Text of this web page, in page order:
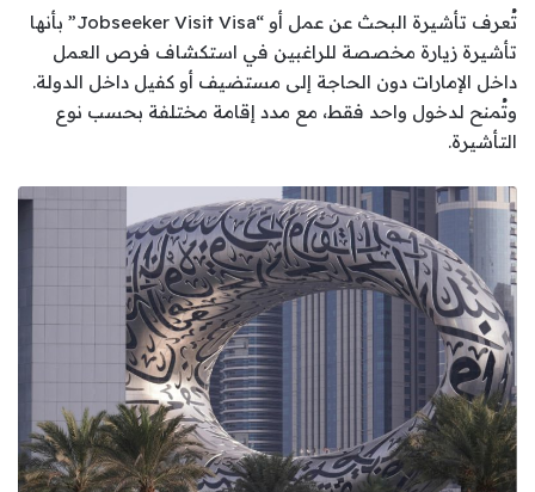
تُعرف تأشيرة البحث عن عمل أو “Jobseeker Visit Visa” بأنها
تأشيرة زيارة مخصصة للراغبين في استكشاف فرص العمل
داخل الإمارات دون الحاجة إلى مستضيف أو كفيل داخل الدولة.
وتُمنح لدخول واحد فقط، مع مدد إقامة مختلفة بحسب نوع
التأشيرة.